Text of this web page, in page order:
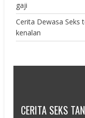
gaji
Cerita Dewasa Seks
kenalan
CERITA SEKS